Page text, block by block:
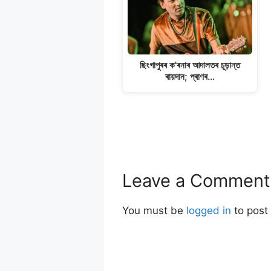
ছিংগাপুৰৰ ক'ৰনাৰ আদালতৰ চূড়ান্ত
ৰায়দান; প্ৰাণৰ…
Leave a Comment
You must be logged in to post